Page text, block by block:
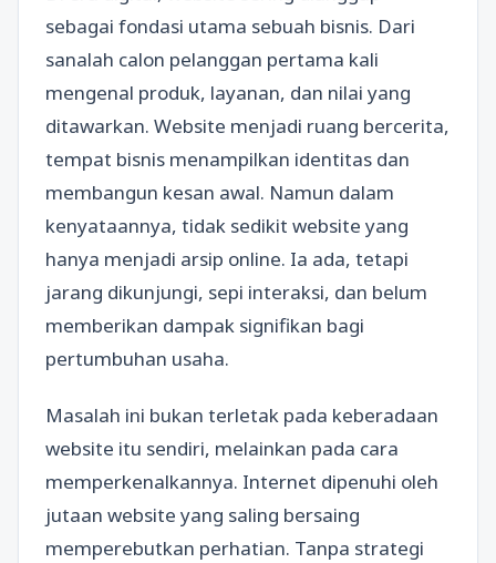
sebagai fondasi utama sebuah bisnis. Dari
sanalah calon pelanggan pertama kali
mengenal produk, layanan, dan nilai yang
ditawarkan. Website menjadi ruang bercerita,
tempat bisnis menampilkan identitas dan
membangun kesan awal. Namun dalam
kenyataannya, tidak sedikit website yang
hanya menjadi arsip online. Ia ada, tetapi
jarang dikunjungi, sepi interaksi, dan belum
memberikan dampak signifikan bagi
pertumbuhan usaha.
Masalah ini bukan terletak pada keberadaan
website itu sendiri, melainkan pada cara
memperkenalkannya. Internet dipenuhi oleh
jutaan website yang saling bersaing
memperebutkan perhatian. Tanpa strategi